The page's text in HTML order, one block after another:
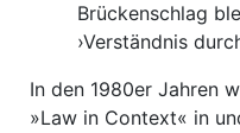
Brückenschlag
›Verständnis
In den 1980er Jahren
»Law in Context« in